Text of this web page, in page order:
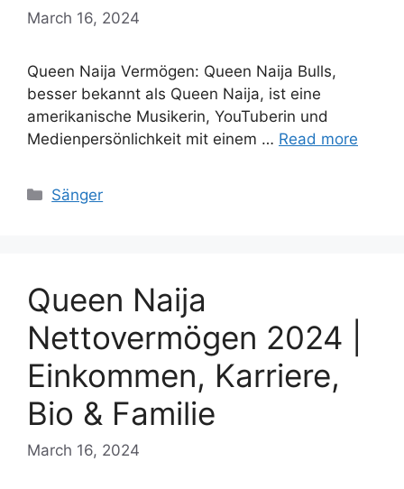
March 16, 2024
Queen Naija Vermögen: Queen Naija Bulls,
besser bekannt als Queen Naija, ist eine
amerikanische Musikerin, YouTuberin und
Medienpersönlichkeit mit einem … Read more
Categories
Sänger
Queen Naija
Nettovermögen 2024 |
Einkommen, Karriere,
Bio & Familie
March 16, 2024